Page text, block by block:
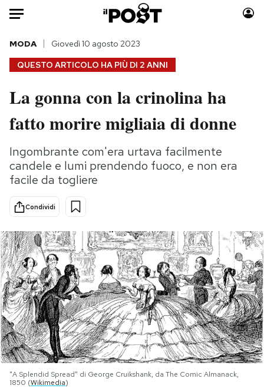
Auto
HOME
Italia
Politica
Tecnologia
Internet
Scienza
Cultura
Economia
Sport
Moda
Consumismi
Storie/Idee
Ok Boomer!
Mondiali calcio 2026
PODCAST
NEWSLETTER
I MIEI PREFERITI
QUESTO ARTICOLO HA PIÙ DI 2 ANNI
MODA Giovedì 10 agosto 2023
La gonna con la crinolina ha
fatto morire migliaia di donne
Ingombrante com'era urtava facilmente
candele e lumi prendendo fuoco, e non era
facile da togliere
Condividi
"A Splendid Spread" di George Cruikshank, da The Comic Almanack,
1850 (Wikimedia)